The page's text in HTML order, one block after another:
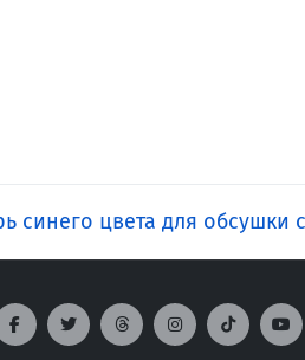
синего цвета для обсушки